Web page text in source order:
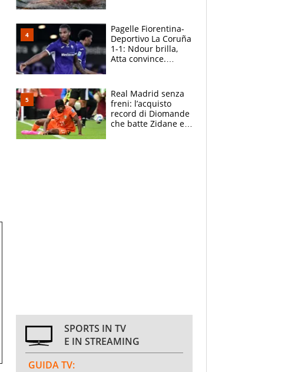
adesso
Pagelle Fiorentina-
Deportivo La Coruña
1-1: Ndour brilla,
Atta convince.
Real Madrid senza
freni: l’acquisto
record di Diomande
che batte Zidane e
SPORTS IN TV
E IN STREAMING
GUIDA TV: